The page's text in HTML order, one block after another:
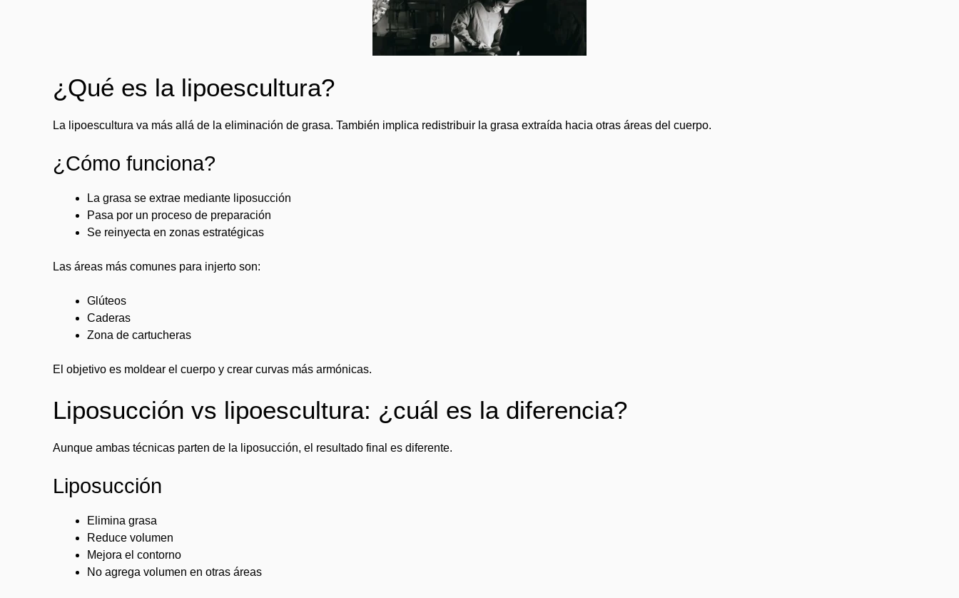
¿Qué es la lipoescultura?
La lipoescultura va más allá de la eliminación de grasa. También implica redistribuir la grasa extraída hacia otras áreas del cuerpo.
¿Cómo funciona?
La grasa se extrae mediante liposucción
Pasa por un proceso de preparación
Se reinyecta en zonas estratégicas
Las áreas más comunes para injerto son:
Glúteos
Caderas
Zona de cartucheras
El objetivo es moldear el cuerpo y crear curvas más armónicas.
Liposucción vs lipoescultura: ¿cuál es la diferencia?
Aunque ambas técnicas parten de la liposucción, el resultado final es diferente.
Liposucción
Elimina grasa
Reduce volumen
Mejora el contorno
No agrega volumen en otras áreas